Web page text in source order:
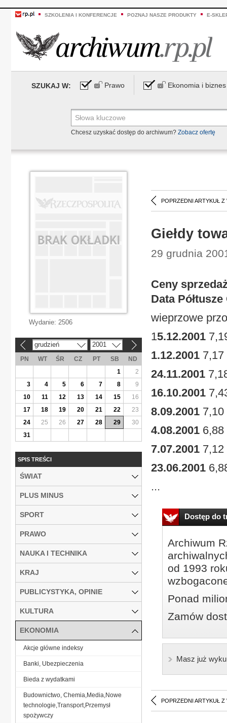
SZKOLENIA I KONFERENCJE POZNAJ NASZE PRODUKTY E-
SZUKAJ W: Prawo Ekonomia i biznes
Chcesz uzyskać dostęp do archiwum? Zobacz ofertę
POPRZEDNI ARTYKUŁ Z
Giełdy
29 grudnia
Ceny
Data
wieprzowe
15.12.2001
1.12.2001 7,17
24.11.2001
16.10.2001
8.09.2001 7,10
4.08.2001 6,88
7.07.2001 7,12
23.06.2001
...
Dostęp do
Archiwum
od 1993
Ponad
Zamów
Masz już
POPRZEDNI ARTYKUŁ Z
Wydanie: 2506
grudzień 2001
PN WT ŚR CZ PT SB
ND
1
2
3
4 5 6 7 8
9
10
11 12 13 14 15
16
17
18 19 20 21 22
23
24
25 26 27 28 29
30
31
SPIS TREŚCI
ŚWIAT
PLUS MINUS
SPORT
PRAWO
NAUKA I TECHNIKA
KRAJ
PUBLICYSTYKA, OPINIE
KULTURA
EKONOMIA
Akcje główne indeksy
Banki, Ubezpieczenia
Bieda z wydatkami
Budownictwo, Chemia,Media,Nowe
technologie,Transport,Przemysł
spożywczy